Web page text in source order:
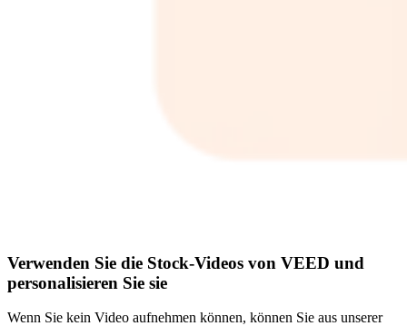
Verwenden Sie die Stock-Videos von VEED und
personalisieren Sie sie
Wenn Sie kein Video aufnehmen können, können Sie aus unserer